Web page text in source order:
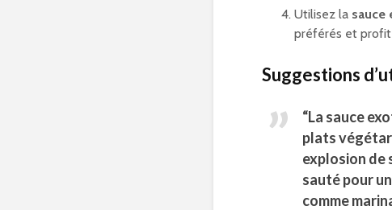
Utilisez la sauce
préférés et
Suggestions
“La sauce
plats
explosion de
sauté pour
comme